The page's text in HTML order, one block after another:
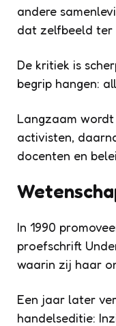
andere
dat zelfbeeld ter
De kritiek is
begrip hangen:
Langzaam
activisten,
docenten en
In 1990
proefschrift
waarin zij haar
Een jaar later
handelseditie: